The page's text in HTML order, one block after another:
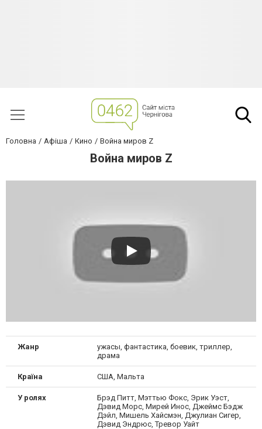
Головна Афіша Кино Война миров Z
Война миров Z
Жанр
ужасы, фантастика, боевик, триллер,
драма
Країна США, Мальта
У ролях
Брэд Питт, Мэттью Фокс, Эрик Уэст,
Дэвид Морс, Мирей Инос, Джеймс Бэдж
Дэйл, Мишель Хайсмэн, Джулиан Сигер,
Дэвид Эндрюс, Тревор Уайт